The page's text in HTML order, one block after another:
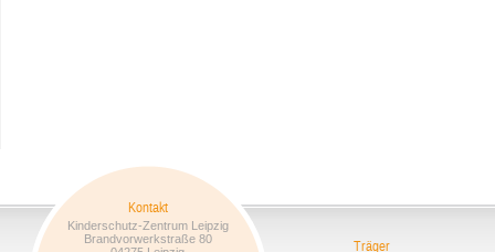
Kontakt
Kinderschutz-Zentrum Leipzig
Brandvorwerkstraße 80
Träger